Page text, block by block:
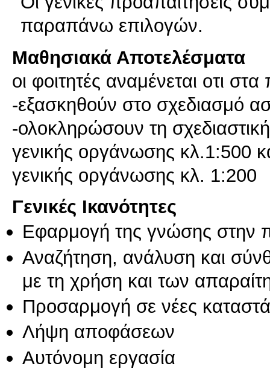
παραπάνω επιλογών.
Μαθησιακά Αποτελέσματα
οι φοιτητές αναμένεται οτι
-εξασκηθούν στο σχεδιασμό
-ολοκληρώσουν τη
γενικής οργάνωσης κλ.1:500
γενικής οργάνωσης κλ. 1:200
Γενικές Ικανότητες
Εφαρμογή της γνώσης στην
Αναζήτηση, ανάλυση και
με τη χρήση και των
Προσαρμογή σε νέες
Λήψη αποφάσεων
Αυτόνομη εργασία